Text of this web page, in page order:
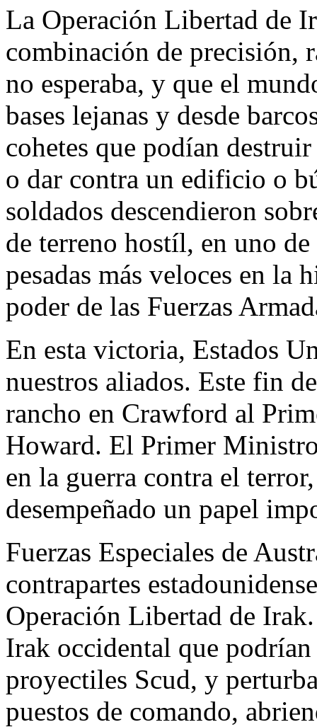
La Operación Libertad de
combinación de precisión,
no esperaba, y que el
bases lejanas y desde
cohetes que podían
o dar contra un edificio o
soldados descendieron
de terreno hostíl, en uno
pesadas más veloces en
poder de las Fuerzas
En esta victoria, Estados
nuestros aliados. Este fin
rancho en Crawford al
Howard. El Primer
en la guerra contra el
desempeñado un papel
Fuerzas Especiales de
contrapartes
Operación Libertad de
Irak occidental que
proyectiles Scud, y
puestos de comando,